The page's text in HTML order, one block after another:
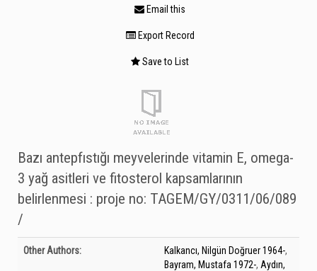
Email this
Export Record
Save to List
Bazı antepfıstığı meyvelerinde vitamin E, omega-
3 yağ asitleri ve fitosterol kapsamlarının
belirlenmesi : proje no: TAGEM/GY/0311/06/089
/
Bibliographic Details
Other Authors: Kalkancı, Nilgün Doğruer 1964-,
Bayram, Mustafa 1972-, Aydın,